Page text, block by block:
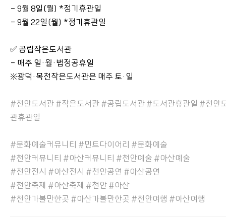
- 9월 8일(월) *정기휴관일
- 9월 22일(월) *정기휴관일
✅ 공립작은도서관
- 매주 일·월·법정공휴일
※광덕·목천작은도서관은 매주 토·일
#천안도서관 #작은도서관 #공립도서관 #도서관휴관일 #천안
관휴관일
#문화예술커뮤니티 #민트다이어리 #문화예술
#천안커뮤니티 #아산커뮤니티 #천안예술 #아산예술
#천안전시 #아산전시 #천안공연 #아산공연
#천안축제 #아산축제 #천안 #아산
#천안가볼만한곳 #아산가볼만한곳 #천안여행 #아산여행